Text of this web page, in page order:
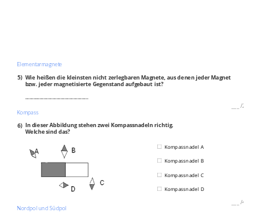
Elementarmagnete
5) Wie heißen die kleinsten nicht zerlegbaren Magnete, aus denen jeder Magnet
bzw. jeder magnetisierte Gegenstand aufgebaut ist?
/2P
Kompass
6) In dieser Abbildung stehen zwei Kompassnadeln richtig.
Welche sind das?
Kompassnadel A
Kompassnadel B
Kompassnadel C
Kompassnadel D
/4P
Nordpol und Südpol